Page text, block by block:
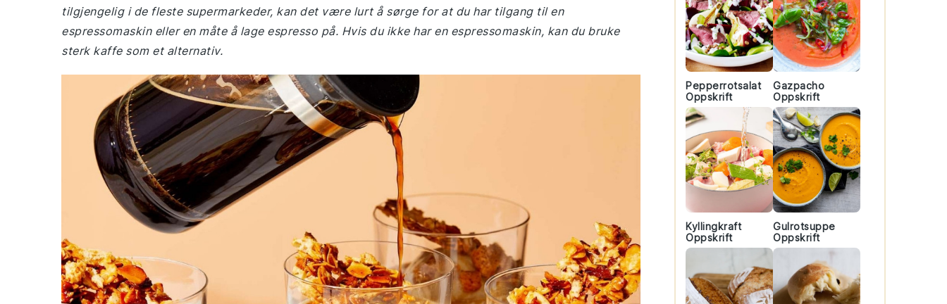
tilgjengelig i de fleste supermarkeder, kan det være lurt å sørge for at du har tilgang til en
espressomaskin eller en måte å lage espresso på. Hvis du ikke har en espressomaskin, kan du bruke
sterk kaffe som et alternativ.
Pepperrotsalat
Oppskrift
Gazpacho
Oppskrift
Kyllingkraft
Oppskrift
Gulrotsuppe
Oppskrift